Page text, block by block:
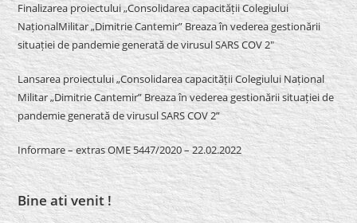
Finalizarea proiectului „Consolidarea capacității Colegiului
NaționalMilitar „Dimitrie Cantemir” Breaza în vederea gestionării
situației de pandemie generată de virusul SARS COV 2″
Lansarea proiectului „Consolidarea capacității Colegiului Național
Militar „Dimitrie Cantemir” Breaza în vederea gestionării situației de
pandemie generată de virusul SARS COV 2”
Informare – extras OME 5447/2020 – 22.02.2022
Bine ati venit !